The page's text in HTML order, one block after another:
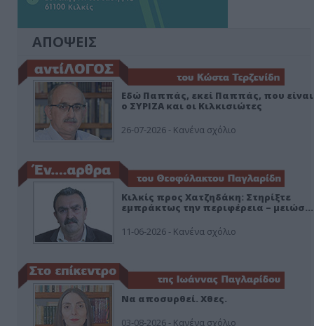
ΑΠΟΨΕΙΣ
Εδώ Παππάς, εκεί Παππάς, που είναι
ο ΣΥΡΙΖΑ και οι Κιλκισιώτες
26-07-2026 - Κανένα σχόλιο
Κιλκίς προς Χατζηδάκη: Στηρίξτε
εμπράκτως την περιφέρεια – μειώσ…
11-06-2026 - Κανένα σχόλιο
Να αποσυρθεί. Χθες.
03-08-2026 - Κανένα σχόλιο